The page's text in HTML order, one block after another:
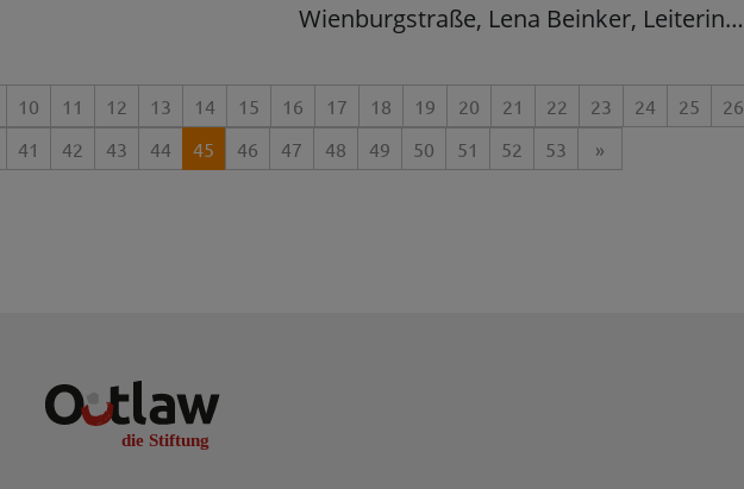
Wienburgstraße, Lena Beinker, Leiterin…
10 11 12 13 14 15 16 17 18 19 20 21 22 23 24 25 26
41 42 43 44 45 46 47 48 49 50 51 52 53 »